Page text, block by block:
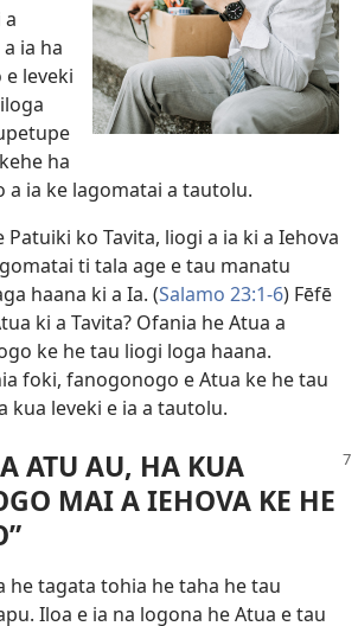
a
ia ha
leveki
ha
ia ke lagomatai a tautolu.
ko Tavita, liogi a ia ki a Iehova
ti tala age e tau manatu
haana ki a Ia. (Salamo 23:1-6) Fēfē
ki a Tavita? Ofania he Atua a
ke he tau liogi loga haana.
foki, fanogonogo e Atua ke he tau
kua leveki e ia a tautolu.
ATU AU, HA KUA
MAI A IEHOVA KE HE
he tagata tohia he taha he tau
Iloa e ia na logona he Atua e tau